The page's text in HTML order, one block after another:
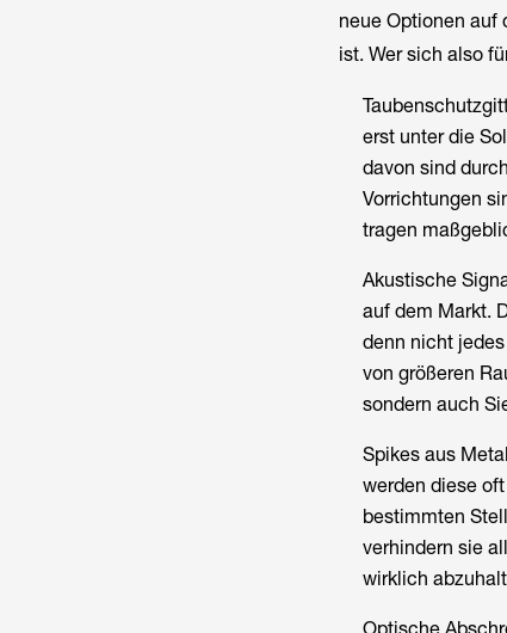
neue Optionen auf
ist. Wer sich also
erst unter die
davon sind
Vorrichtungen
tragen
Akustische
auf dem Markt.
denn nicht
von größeren
sondern auch
Spikes aus
werden diese
bestimmten
verhindern sie
wirklich